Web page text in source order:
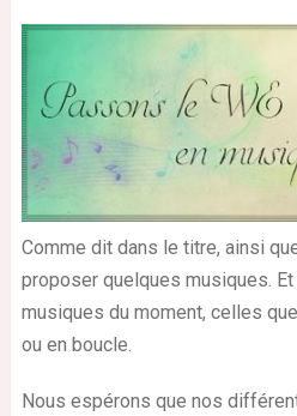
Comme dit dans le titre, ainsi
proposer quelques musiques.
musiques du moment, celles
ou en boucle.
Nous espérons que nos